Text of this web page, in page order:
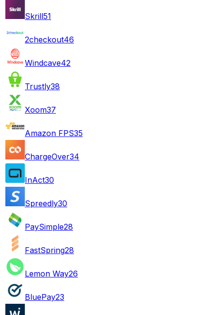
Skrill51
2checkout46
Windcave42
Trustly38
Xoom37
Amazon FPS35
ChargeOver34
InAct30
Spreedly30
PaySimple28
FastSpring28
Lemon Way26
BluePay23